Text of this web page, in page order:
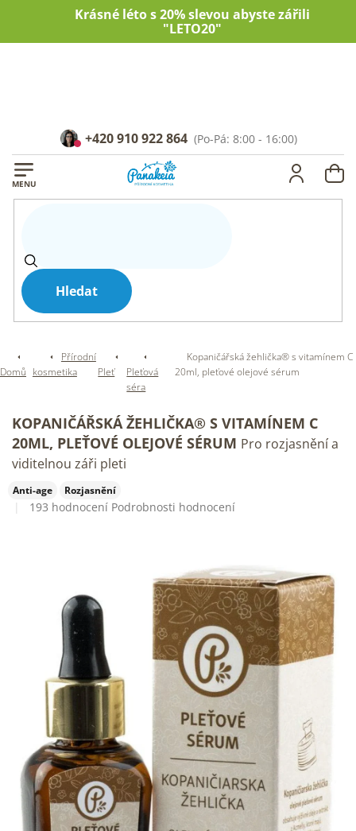
Krásné léto s 20% slevou abyste zářili
"LETO20"
Hledat
+420 910 922 864
Domů
Přírodní
kosmetika
Pleť
Pleťová
séra
Kopaničářská žehlička® s vitamínem C
20ml, pleťové olejové sérum
KOPANIČÁŘSKÁ ŽEHLIČKA® S VITAMÍNEM C
20ML, PLEŤOVÉ OLEJOVÉ SÉRUM Pro rozjasnění a
viditelnou záři pleti
Anti-age Rozjasnění
Průměrné
hvězdiček.
193 hodnocení Podrobnosti hodnocení